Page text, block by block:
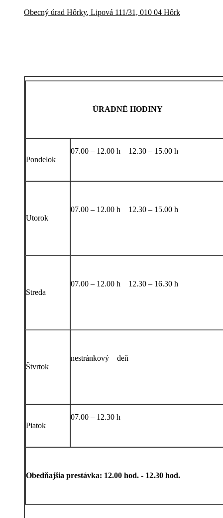
Obecný úrad Hôrky, Lipová 111/31, 010 04 Hôrk
ÚRADNÉ HODINY
Pondelok
07.00 – 12.00 h 12.30 – 15.00 h
Utorok
07.00 – 12.00 h 12.30 – 15.00 h
Streda
07.00 – 12.00 h 12.30 – 16.30 h
Štvrtok
nestránkový deň
Piatok
07.00 – 12.30 h
Obedňajšia prestávka: 12.00 hod. - 12.30 hod.